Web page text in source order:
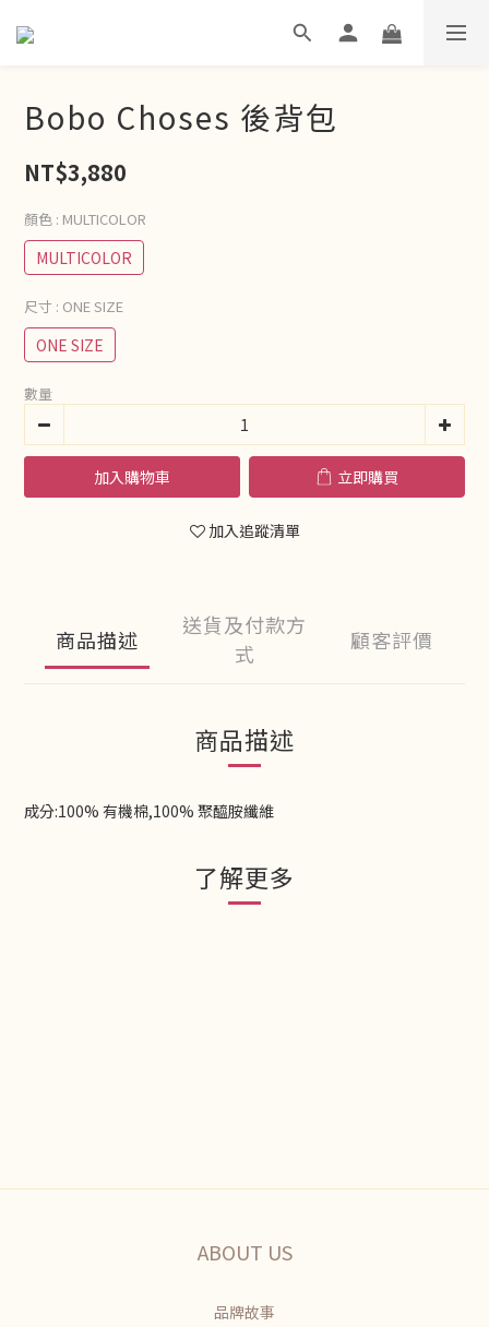
Bobo Choses 後背包
NT$3,880
顏色 : MULTICOLOR
MULTICOLOR
尺寸 : ONE SIZE
ONE SIZE
數量
加入購物車 立即購買
加入追蹤清單
商品描述
送貨及付款方
式
顧客評價
商品描述
成分:100% 有機棉,100% 聚醯胺纖維
了解更多
ABOUT US
品牌故事